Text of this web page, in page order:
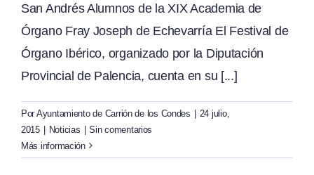
San Andrés Alumnos de la XIX Academia de
Órgano Fray Joseph de Echevarría El Festival de
Órgano Ibérico, organizado por la Diputación
Provincial de Palencia, cuenta en su [...]
Por Ayuntamiento de Carrión de los Condes
24 julio,
2015
Noticias
Sin comentarios
Más información